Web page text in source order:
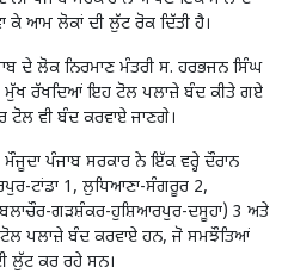
ਕੇ ਆਮ ਲੋਕਾਂ ਦੀ ਲੁੱਟ ਰੋਕ ਦਿੱਤੀ ਹੈ।
ਦੇ ਲੋਕ ਨਿਰਮਾਣ ਮੰਤਰੀ ਸ. ਹਰਭਜਨ ਸਿੰਘ
ਮੁੱਖ ਰੱਖਦਿਆਂ ਇਹ ਟੋਲ ਪਲਾਜ਼ੇ ਬੰਦ ਕੀਤੇ ਗਏ
ਟੋਲ ਵੀ ਬੰਦ ਕਰਵਾਏ ਜਾਣਗੇ।
ਪੰਜਾਬ ਸਰਕਾਰ ਨੇ ਇੱਕ ਵਰ੍ਹੇ ਦੌਰਾਨ
ਟਾਂਡਾ 1, ਲੁਧਿਆਣਾ-ਸੰਗਰੂਰ 2,
ਗੜਸ਼ੰਕਰ-ਹੁਸ਼ਿਆਰਪੁਰ-ਦਸੂਹਾ) 3 ਅਤੇ
ਟੋਲ ਪਲਾਜ਼ੇ ਬੰਦ ਕਰਵਾਏ ਹਨ, ਜੋ ਸਮਝੌਤਿਆਂ
ਲੁੱਟ ਕਰ ਰਹੇ ਸਨ।